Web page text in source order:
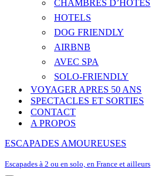
CHAMBRES D’HOTES
HOTELS
DOG FRIENDLY
AIRBNB
AVEC SPA
SOLO-FRIENDLY
VOYAGER APRES 50 ANS
SPECTACLES ET SORTIES
CONTACT
A PROPOS
ESCAPADES AMOUREUSES
Escapades à 2 ou en solo, en France et ailleurs